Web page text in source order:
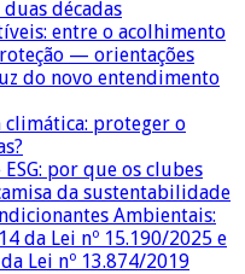
décadas
entre o acolhimento
— orientações
do novo entendimento
proteger o
por que os clubes
da sustentabilidade
Ambientais:
da Lei nº 15.190/2025 e
Lei nº 13.874/2019